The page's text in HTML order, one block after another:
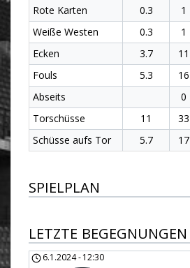
Rote Karten
0.3 1
Weiße Westen
0.3 1
Ecken
3.7 11
Fouls
5.3 16
Abseits
0
Torschüsse
11 33
Schüsse aufs Tor
5.7 17
SPIELPLAN
LETZTE BEGEGNUNGEN
6.1.2024-12:30